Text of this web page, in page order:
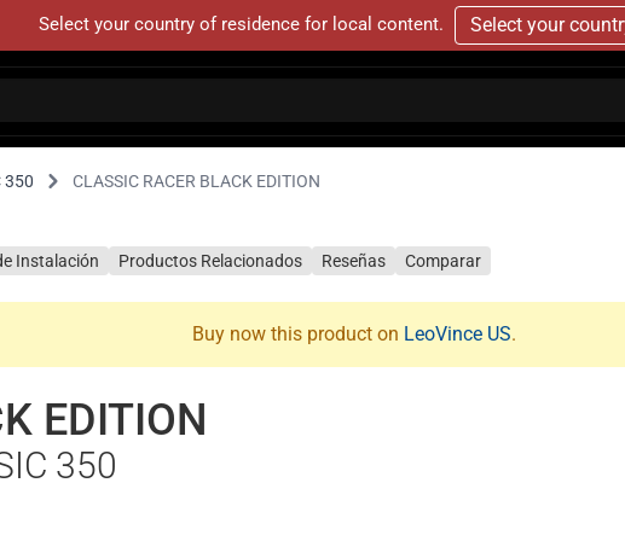
Select your country of residence for local content. Select your
350 CLASSIC RACER BLACK EDITION
Instalación Productos Relacionados Reseñas Comparar
Buy now this product on LeoVince US.
EDITION
350